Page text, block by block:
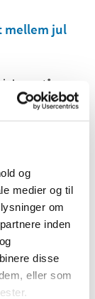
og
medier og til
om
inden
disse
eller som
mellem jul
og nytår,
1. januar…
nemmere…